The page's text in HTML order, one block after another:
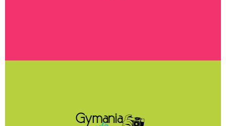
ימי צילום